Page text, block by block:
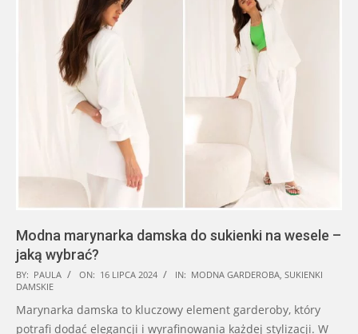
Modna marynarka damska do sukienki na wesele –
jaką wybrać?
2024-
07-
16
BY: PAULA ON: 16 LIPCA 2024 IN: MODNA GARDEROBA SUKIENKI
DAMSKIE
Marynarka damska to kluczowy element garderoby, który
potrafi dodać elegancji i wyrafinowania każdej stylizacji. W